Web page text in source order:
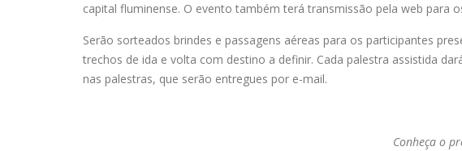
capital fluminense. O evento também terá transmissão pela web para
Serão sorteados brindes e passagens aéreas para os participantes
trechos de ida e volta com destino a definir. Cada palestra assistida
nas palestras, que serão entregues por e-mail.
Conheça o